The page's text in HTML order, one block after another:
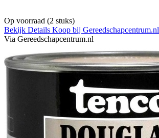
Op voorraad (2 stuks)
Bekijk Details Koop bij Gereedschapcentrum.nl
Via Gereedschapcentrum.nl